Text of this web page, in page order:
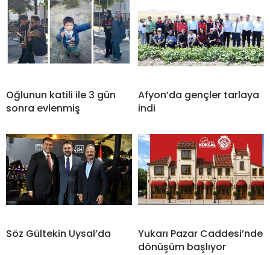
Oğlunun katili ile 3 gün
sonra evlenmiş
Afyon’da gençler tarlaya
indi
Söz Gültekin Uysal’da
Yukarı Pazar Caddesi’nde
dönüşüm başlıyor